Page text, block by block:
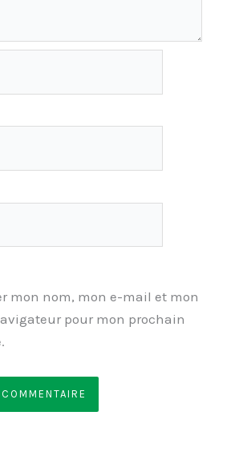
mon nom, mon e-mail et mon
pour mon prochain